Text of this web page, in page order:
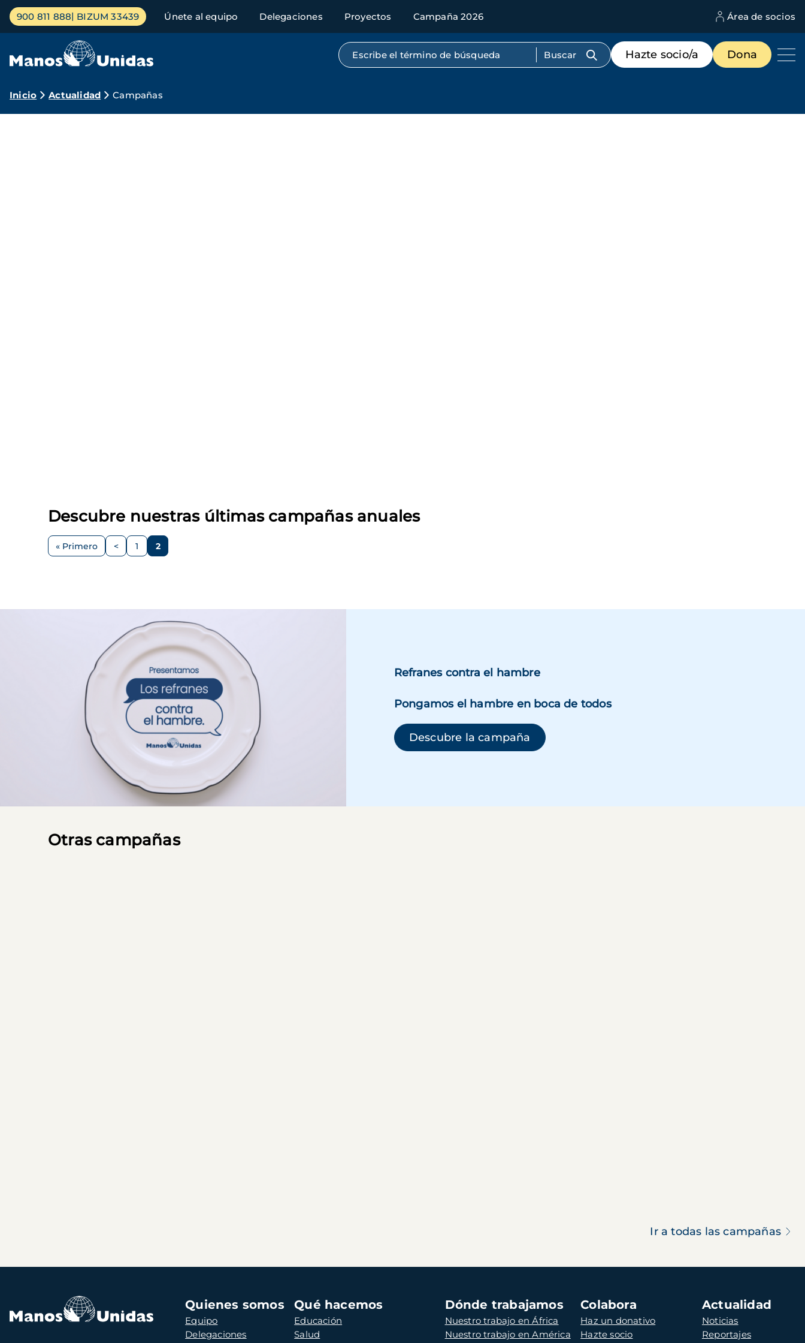
Pasar
contenido
Menú
principal
900 811 888 BIZUM 33439 Únete al equipo Delegaciones Proyectos Campaña 2026 Área de socios
Búsqueda por texto completo
Menú
de
destacados
Hazte socio/a Dona
Ruta
Inicio Actualidad Campañas
Descubre nuestras últimas campañas anuales
Paginación
Primera
« Primero
Página
< Página
1 Página
2
Refranes contra el hambre
Pongamos el hambre en boca de todos
Descubre la campaña (se abre en una ventana nueva)
Otras campañas
Ir a todas las campañas
Navegación
principal
Quienes somos
Equipo
Delegaciones
Qué hacemos
Educación
Salud
Dónde trabajamos
Nuestro trabajo en África
Nuestro trabajo en América
Colabora
Haz un donativo
Hazte socio
Actualidad
Noticias
Reportajes